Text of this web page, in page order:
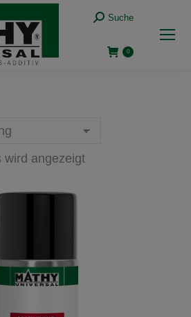
Suche:
Suche
0
wird angezeigt